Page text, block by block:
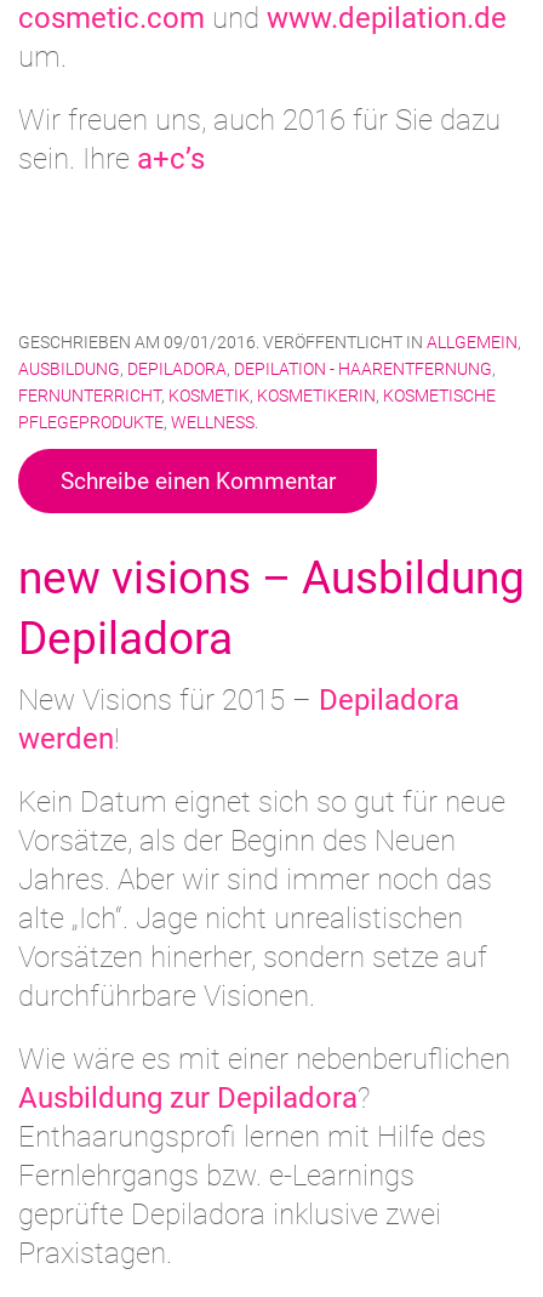
cosmetic.com und www.depilation.de
um.
Wir freuen uns, auch 2016 für Sie dazu
sein. Ihre a+c’s
GESCHRIEBEN AM 09/01/2016 . VERÖFFENTLICHT IN ALLGEMEIN,
AUSBILDUNG, DEPILADORA, DEPILATION - HAARENTFERNUNG,
FERNUNTERRICHT, KOSMETIK, KOSMETIKERIN, KOSMETISCHE
PFLEGEPRODUKTE, WELLNESS
Schreibe einen Kommentar
new visions – Ausbildung
Depiladora
New Visions für 2015 – Depiladora
werden!
Kein Datum eignet sich so gut für neue
Vorsätze, als der Beginn des Neuen
Jahres. Aber wir sind immer noch das
alte „Ich“. Jage nicht unrealistischen
Vorsätzen hinerher, sondern setze auf
durchführbare Visionen.
Wie wäre es mit einer nebenberuflichen
Ausbildung zur Depiladora?
Enthaarungsprofi lernen mit Hilfe des
Fernlehrgangs bzw. e-Learnings
geprüfte Depiladora inklusive zwei
Praxistagen.